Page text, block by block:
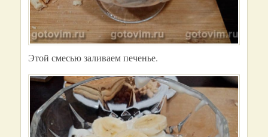
Этой смесью заливаем печенье.